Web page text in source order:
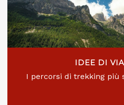
IDEE DI
I percorsi di trekking più